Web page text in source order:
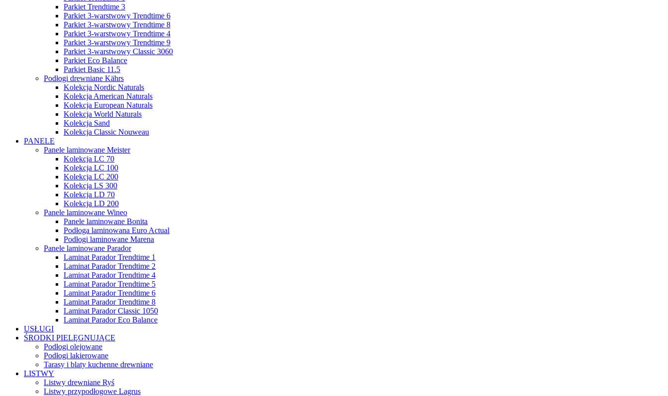
Parkiet Trendtime 3
Parkiet 3-warstwowy Trendtime 6
Parkiet 3-warstwowy Trendtime 8
Parkiet 3-warstwowy Trendtime 4
Parkiet 3-warstwowy Trendtime 9
Parkiet 3-warstwowy Classic 3060
Parkiet Eco Balance
Parkiet Basic 11.5
Podłogi drewniane Kährs
Kolekcja Nordic Naturals
Kolekcja American Naturals
Kolekcja European Naturals
Kolekcja World Naturals
Kolekcja Sand
Kolekcja Classic Nouweau
PANELE
Panele laminowane Meister
Kolekcja LC 70
Kolekcja LC 100
Kolekcja LC 200
Kolekcja LS 300
Kolekcja LD 70
Kolekcja LD 200
Panele laminowane Wineo
Panele laminowane Bonita
Podłoga laminowana Euro Actual
Podłogi laminowane Marena
Panele laminowane Parador
Laminat Parador Trendtime 1
Laminat Parador Trendtime 2
Laminat Parador Trendtime 4
Laminat Parador Trendtime 5
Laminat Parador Trendtime 6
Laminat Parador Trendtime 8
Laminat Parador Classic 1050
Laminat Parador Eco Balance
USŁUGI
ŚRODKI PIELĘGNUJĄCE
Podłogi olejowane
Podłogi lakierowane
Tarasy i blaty kuchenne drewniane
LISTWY
Listwy drewniane Ryś
Listwy przypodłogowe Lagrus